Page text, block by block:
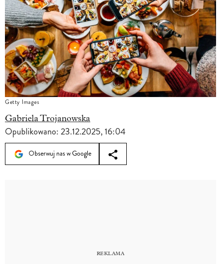
Getty Images
Gabriela Trojanowska
Opublikowano:23.12.2025, 16:04
Obserwuj nas w Google